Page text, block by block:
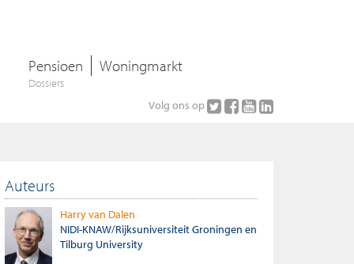
Pensioen Woningmarkt
Dossiers
Volg ons op
Auteurs
Harry van Dalen
NIDI-KNAW/Rijksuniversiteit Groningen en
Tilburg University